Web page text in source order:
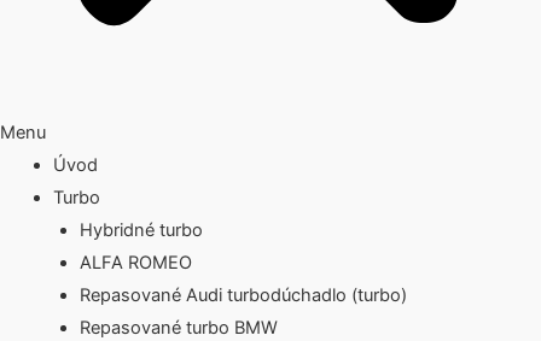
Menu
Úvod
Turbo
Hybridné turbo
ALFA ROMEO
Repasované Audi turbodúchadlo (turbo)
Repasované turbo BMW